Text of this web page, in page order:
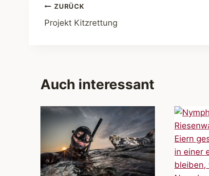
Beitragsnavigation
ZURÜCK
Projekt Kitzrettung
Auch interessant